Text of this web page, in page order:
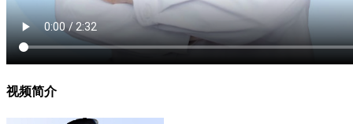
视频简介